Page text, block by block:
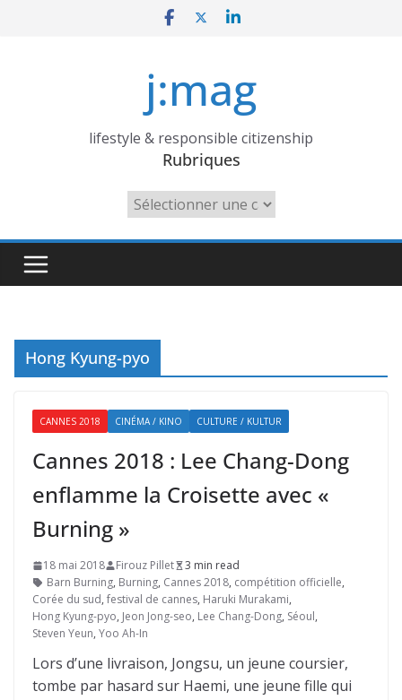
j:mag
lifestyle & responsible citizenship
Rubriques
Rubriques
Hong Kyung-pyo
CANNES 2018 CINÉMA / KINO CULTURE / KULTUR
Cannes 2018 : Lee Chang-Dong
enflamme la Croisette avec «
Burning »
18 mai 2018 Firouz Pillet
3 min read
Barn Burning, Burning, Cannes 2018, compétition officielle,
Corée du sud, festival de cannes, Haruki Murakami,
Hong Kyung-pyo, Jeon Jong-seo, Lee Chang-Dong, Séoul,
Steven Yeun, Yoo Ah-In
Lors d’une livraison, Jongsu, un jeune coursier,
tombe par hasard sur Haemi, une jeune fille qui